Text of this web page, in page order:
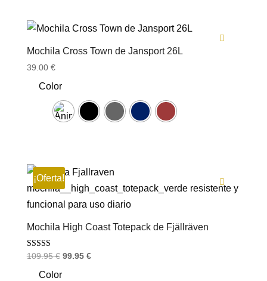
Mochila Cross Town de Jansport 26L
39.00 €
Color
¡Oferta!
Mochila High Coast Totepack de Fjällräven
Valorado con
de 5
109.95€ El
99.95 €El
Color